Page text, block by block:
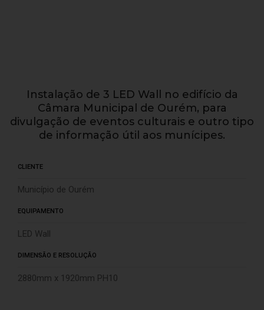
Instalação de 3 LED Wall no edifício da
Câmara Municipal de Ourém, para
divulgação de eventos culturais e outro tipo
de informação útil aos munícipes.
CLIENTE
Município de Ourém
EQUIPAMENTO
LED Wall
DIMENSÃO E RESOLUÇÃO
2880mm x 1920mm PH10